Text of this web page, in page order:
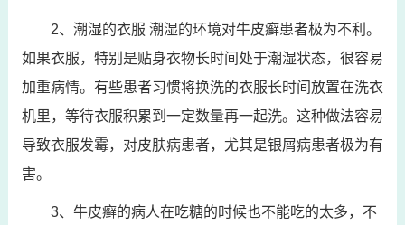
2、潮湿的衣服 潮湿的环境对牛皮癣患者极为不利。
如果衣服，特别是贴身衣物长时间处于潮湿状态，很容易
加重病情。有些患者习惯将换洗的衣服长时间放置在洗衣
机里，等待衣服积累到一定数量再一起洗。这种做法容易
导致衣服发霉，对皮肤病患者，尤其是银屑病患者极为有
害。
3、牛皮癣的病人在吃糖的时候也不能吃的太多，不